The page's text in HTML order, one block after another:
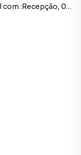
:Recepção, 04